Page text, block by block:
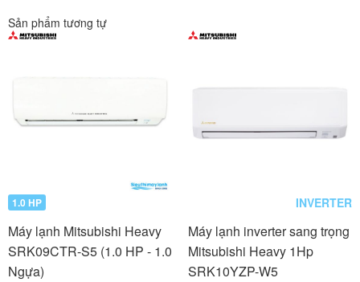
Sản phẩm tương tự
1.0 HP
Máy lạnh Mitsubishi Heavy
SRK09CTR-S5 (1.0 HP - 1.0
Ngựa)
INVERTER
Máy lạnh inverter sang trọng
Mitsubishi Heavy 1Hp
SRK10YZP-W5